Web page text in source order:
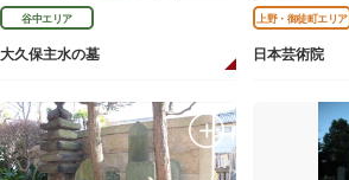
谷中エリア
大久保主水の墓
上野・御徒町エリア
日本芸術院